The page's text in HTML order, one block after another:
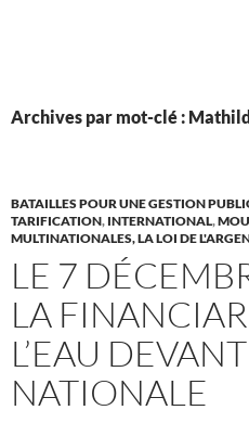
Archives par mot-clé :
BATAILLES POUR UNE GESTION
TARIFICATION, INTERNATIONAL,
MULTINATIONALES, LA LOI DE
LE 7
LA
L’EAU
NATIONALE